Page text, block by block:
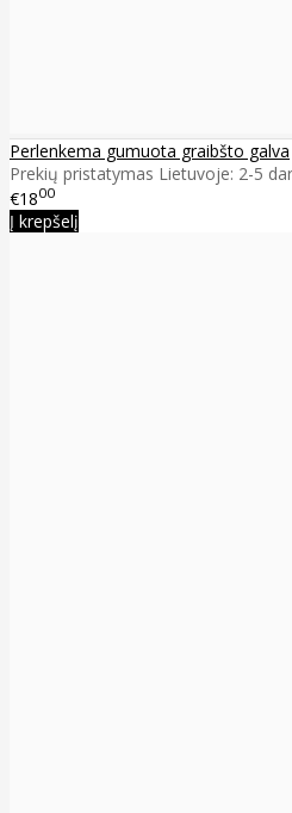
Perlenkema gumuota graibšto galva
Prekių pristatymas Lietuvoje: 2-5
€1800
Į krepšelį